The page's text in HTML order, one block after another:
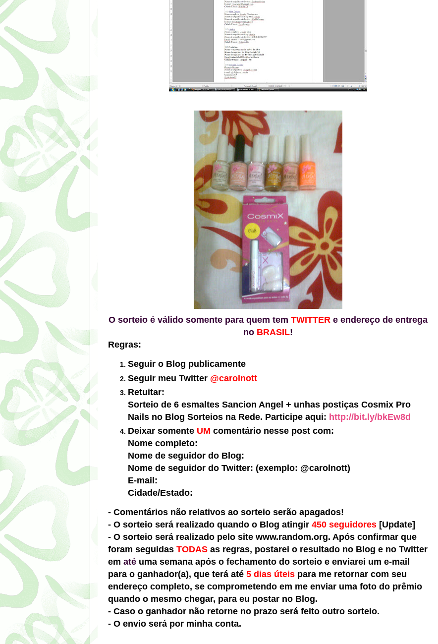
O sorteio é válido somente para quem tem TWITTERe endereço de entrega
no BRASIL!
Regras:
Seguir o Blog publicamente
Seguir meu Twitter @carolnott
Retuitar:
Sorteio de 6 esmaltes Sancion Angel + unhas postiças Cosmix Pro
Nails no Blog Sorteios na Rede. Participe aqui: http://bit.ly/bkEw8d
Deixar somente UM comentário nesse post com:
Nome completo:
Nome de seguidor do Blog:
Nome de seguidor do Twitter: (exemplo: @carolnott)
E-mail:
Cidade/Estado:
- Comentários não relativos ao sorteio serão apagados!
- O sorteio será realizado quando o Blog atingir 450 seguidores [Update]
- O sorteio será realizado pelo site www.random.org. Após confirmar que
foram seguidas TODAS as regras, postarei o resultado no Blog e no Twitter
em até uma semana após o fechamento do sorteio e enviarei um e-mail
para o ganhador(a), que terá até 5 dias úteis para me retornar com seu
endereço completo, se comprometendo em me enviar uma foto do prêmio
quando o mesmo chegar, para eu postar no Blog.
- Caso o ganhador não retorne no prazo será feito outro sorteio.
- O envio será por minha conta.